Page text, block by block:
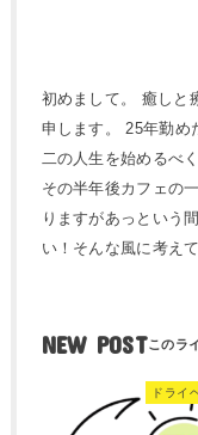
初めまして。 癒しと
申します。 25年勤め
二の人生を始めるべ
その半年後カフェの
りますがあっという
い！そんな風に考え
NEW POST
ドライ